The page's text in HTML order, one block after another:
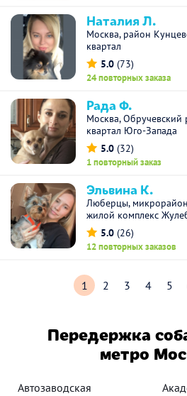
Наталия Л.
Москва, район
квартал
5.0 (73)
24 повторных заказа
Рада Ф.
Москва, Обручевский
квартал Юго-Запада
5.0 (32)
1 повторный заказ
Эльвина К.
Люберцы,
жилой комплекс
5.0 (26)
12 повторных заказов
1 2 3 4 5
Передержка
метро
Автозаводская